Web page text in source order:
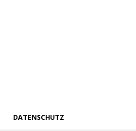
DATENSCHUTZ